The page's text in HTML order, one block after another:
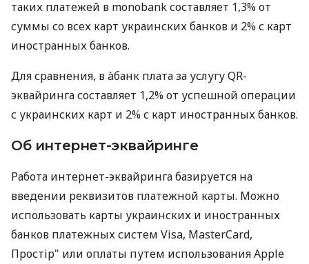
таких платежей в monobank составляет 1,3% от
суммы со всех карт украинских банков и 2% с карт
иностранных банков.
Для сравнения, в àбанк плата за услугу QR-
эквайринга составляет 1,2% от успешной операции
с украинских карт и 2% с карт иностранных банков.
Об интернет-эквайринге
Работа интернет-эквайринга базируется на
введении реквизитов платежной карты. Можно
использовать карты украинских и иностранных
банков платежных систем Visa, MasterCard,
Простір" или оплаты путем использования Apple